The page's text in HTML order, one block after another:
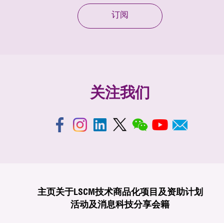
订阅
关注我们
主页关于LSCM技术商品化项目及资助计划
活动及消息科技分享会籍